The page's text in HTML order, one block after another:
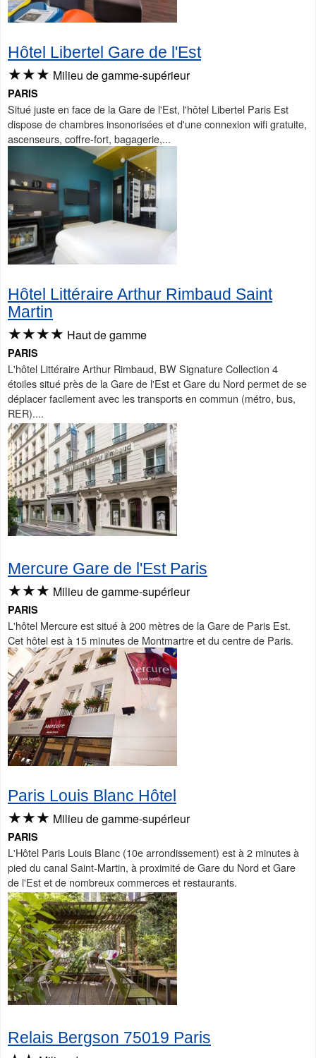
Hôtel Libertel Gare de l'Est
★★★ Milieu de gamme-supérieur
PARIS
Situé juste en face de la Gare de l'Est, l'hôtel Libertel Paris Est
dispose de chambres insonorisées et d'une connexion wifi gratuite,
ascenseurs, coffre-fort, bagagerie,...
Hôtel Littéraire Arthur Rimbaud Saint
Martin
★★★★ Haut de gamme
PARIS
L'hôtel Littéraire Arthur Rimbaud, BW Signature Collection 4
étoiles situé près de la Gare de l'Est et Gare du Nord permet de se
déplacer facilement avec les transports en commun (métro, bus,
RER)....
Mercure Gare de l'Est Paris
★★★ Milieu de gamme-supérieur
PARIS
L'hôtel Mercure est situé à 200 mètres de la Gare de Paris Est.
Cet hôtel est à 15 minutes de Montmartre et du centre de Paris.
Paris Louis Blanc Hôtel
★★★ Milieu de gamme-supérieur
PARIS
L'Hôtel Paris Louis Blanc (10e arrondissement) est à 2 minutes à
pied du canal Saint-Martin, à proximité de Gare du Nord et Gare
de l'Est et de nombreux commerces et restaurants.
Relais Bergson 75019 Paris